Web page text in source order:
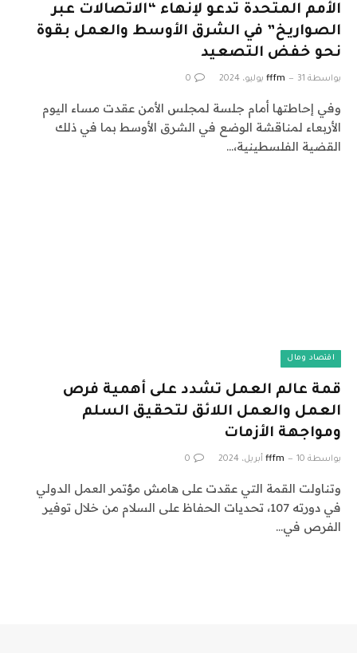
الأمم المتحدة تدعو لإنهاء “الاتصالات عبر
الصواريخ” في الشرق الأوسط والعمل بقوة
نحو خفض التصعيد
بواسطة fffm 31 يوليو، 2024 0
وفي إحاطتها أمام جلسة لمجلس الأمن عقدت مساء اليوم
الأربعاء لمناقشة الوضع في الشرق الأوسط بما في ذلك
القضية الفلسطينية،…
اقتصاد ومال
قمة عالم العمل تشدد على أهمية فرص
العمل والعمل اللائق لتحقيق السلم
ومواجهة الأزمات
بواسطة fffm 10 أبريل، 2024 0
وتناولت القمة التي عقدت على هامش مؤتمر العمل الدولي
في دورته 107، تحديات الحفاظ على السلام من خلال توفير
الفرص في…